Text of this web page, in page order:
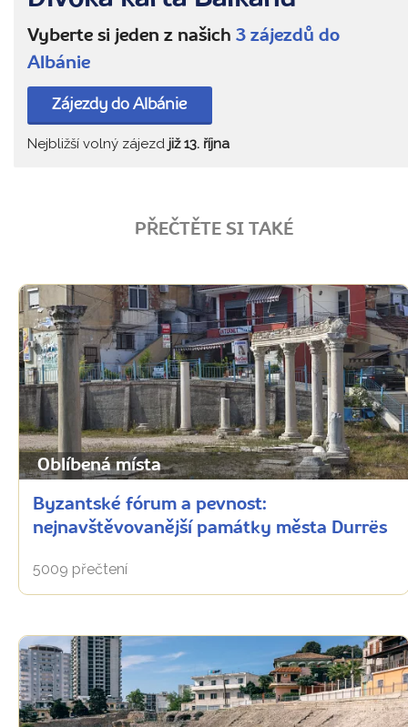
Vyberte si jeden z našich 3 zájezdů do
Albánie
Zájezdy do Albánie
Nejbližší volný zájezd již 13. října
PŘEČTĚTE SI TAKÉ
Oblíbená místa
Byzantské fórum a pevnost:
nejnavštěvovanější památky města Durrës
5009 přečtení